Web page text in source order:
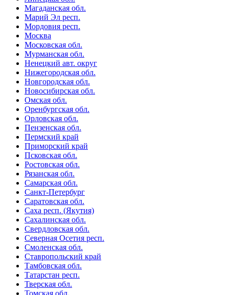
Магаданская обл.
Марий Эл респ.
Мордовия респ.
Москва
Московская обл.
Мурманская обл.
Ненецкий авт. округ
Нижегородская обл.
Новгородская обл.
Новосибирская обл.
Омская обл.
Оренбургская обл.
Орловская обл.
Пензенская обл.
Пермский край
Приморский край
Псковская обл.
Ростовская обл.
Рязанская обл.
Самарская обл.
Санкт-Петербург
Саратовская обл.
Саха респ. (Якутия)
Сахалинская обл.
Свердловская обл.
Северная Осетия респ.
Смоленская обл.
Ставропольский край
Тамбовская обл.
Татарстан респ.
Тверская обл.
Томская обл.